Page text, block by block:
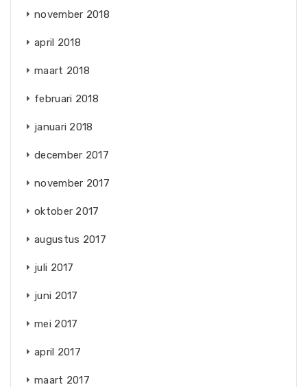
november 2018
april 2018
maart 2018
februari 2018
januari 2018
december 2017
november 2017
oktober 2017
augustus 2017
juli 2017
juni 2017
mei 2017
april 2017
maart 2017